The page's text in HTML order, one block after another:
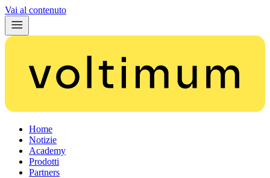
Vai al contenuto
Home
Notizie
Academy
Prodotti
Partners